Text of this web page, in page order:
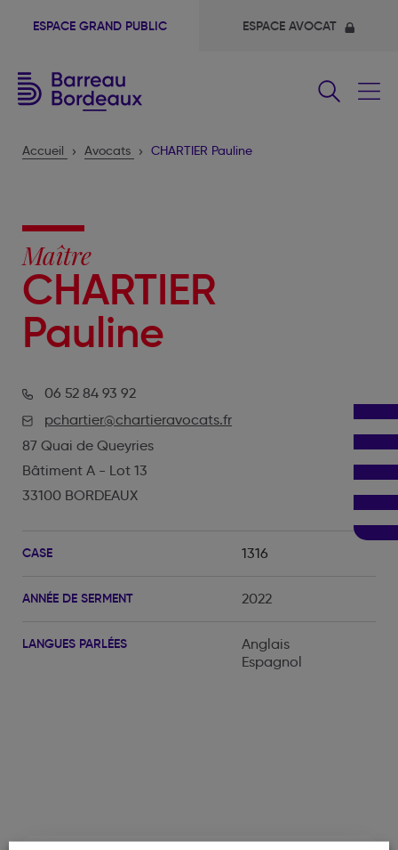
ESPACE GRAND PUBLIC ESPACE AVOCAT
Accueil Avocats CHARTIER Pauline
Maître
CHARTIER
Pauline
06 52 84 93 92
pchartier@chartieravocats.fr
87 Quai de Queyries
Bâtiment A - Lot 13
33100 BORDEAUX
CASE 1316
ANNÉE DE SERMENT 2022
LANGUES PARLÉES
Anglais
Espagnol